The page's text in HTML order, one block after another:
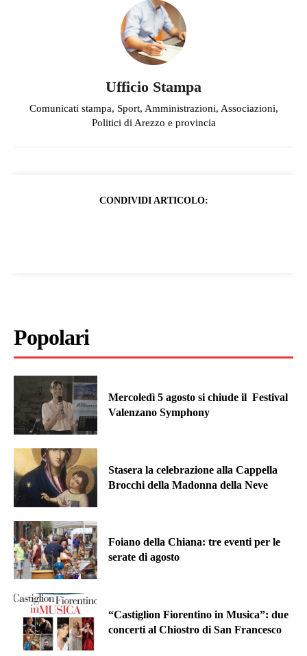
Ufficio Stampa
Comunicati stampa, Sport, Amministrazioni, Associazioni,
Politici di Arezzo e provincia
CONDIVIDI ARTICOLO:
Popolari
Mercoledì 5 agosto si chiude il Festival
Valenzano Symphony
Stasera la celebrazione alla Cappella
Brocchi della Madonna della Neve
Foiano della Chiana: tre eventi per le
serate di agosto
“Castiglion Fiorentino in Musica”: due
concerti al Chiostro di San Francesco